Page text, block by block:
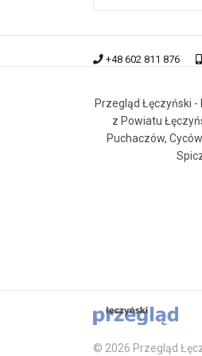
+48 602 811 876
Przegląd Łęczyński
z Powiatu
Puchaczów,
© 2026 Przegląd